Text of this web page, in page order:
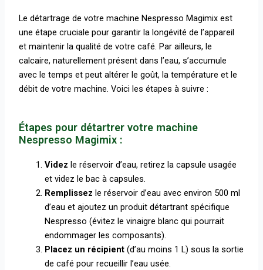
Le détartrage de votre machine Nespresso Magimix est
une étape cruciale pour garantir la longévité de l’appareil
et maintenir la qualité de votre café. Par ailleurs, le
calcaire, naturellement présent dans l’eau, s’accumule
avec le temps et peut altérer le goût, la température et le
débit de votre machine. Voici les étapes à suivre :
Étapes pour détartrer votre machine
Nespresso Magimix :
Videz le réservoir d’eau, retirez la capsule usagée
et videz le bac à capsules.
Remplissez le réservoir d’eau avec environ 500 ml
d’eau et ajoutez un produit détartrant spécifique
Nespresso (évitez le vinaigre blanc qui pourrait
endommager les composants).
Placez un récipient (d’au moins 1 L) sous la sortie
de café pour recueillir l’eau usée.